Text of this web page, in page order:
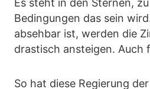
Es steht in den Sternen,
Bedingungen das sein
absehbar ist, werden die
drastisch ansteigen. Auch
So hat diese Regierung